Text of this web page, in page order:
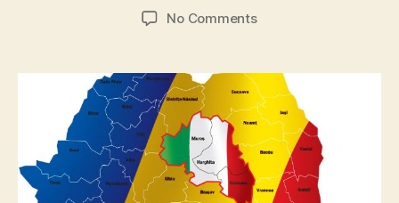
No Commentson
a
decis:
limba
maghiară
nu
va
fi